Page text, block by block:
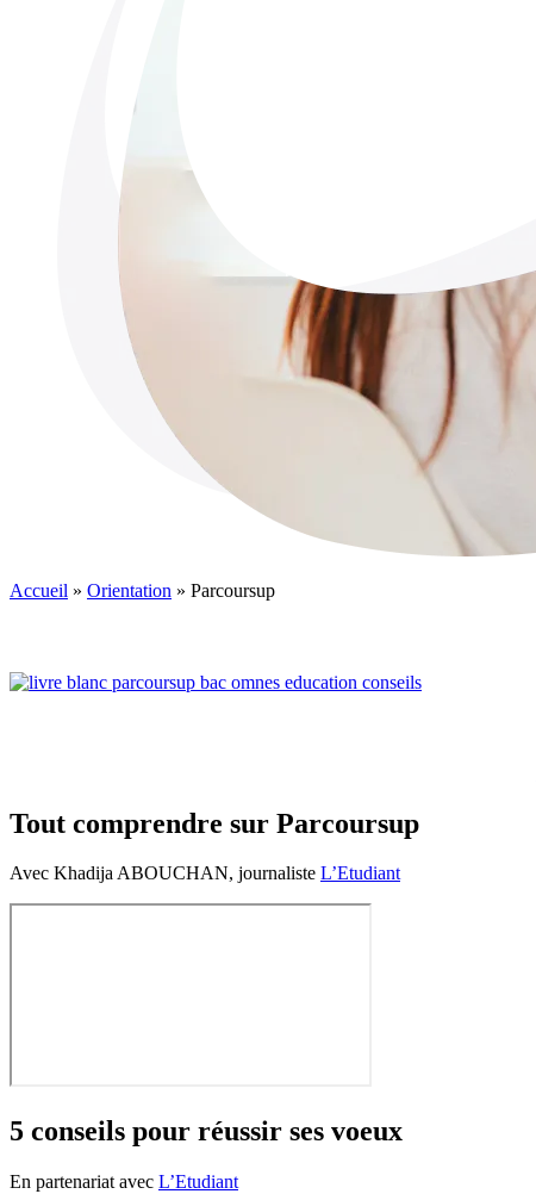
Accueil » Orientation » Parcoursup
Tout comprendre sur Parcoursup
Avec Khadija ABOUCHAN, journaliste L’Etudiant
5 conseils pour réussir ses voeux
En partenariat avec L’Etudiant